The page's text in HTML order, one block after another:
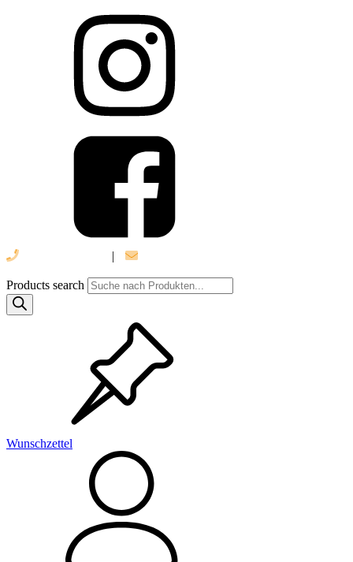
|
Products search
Wunschzettel